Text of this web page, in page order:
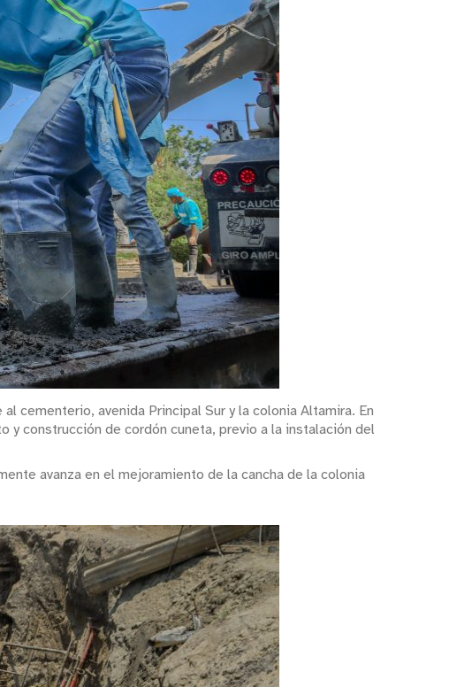
cementerio, avenida Principal Sur y la colonia Altamira. En
construcción de cordón cuneta, previo a la instalación del
avanza en el mejoramiento de la cancha de la colonia